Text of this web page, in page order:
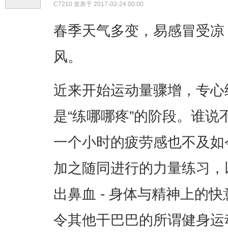
C7210 发表于 2017-02-24 00:00
春季天气多变，易感冒受
风。
近来开始运动量骤增，专
是“练哪哪疼”的阶段。谁
一个小时的疲劳感也不及
加之随同进行的力量练习
出鼻血 - 身体与精神上的
令其他干巴巴的所谓健身